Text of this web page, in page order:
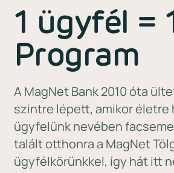
1 ügyfél =
Program
A MagNet Bank 2010 óta
szintre lépett, amikor
ügyfelünk nevében
talált otthonra a MagNet
ügyfélkörünkkel, így hát itt